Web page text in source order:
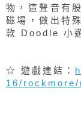
立陶宛音樂神
物，這聲音有
磁場，做出特
☆ 遊戲連結：